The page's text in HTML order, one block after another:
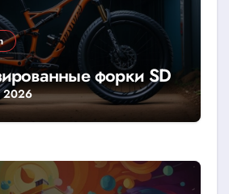
форки SD
2026